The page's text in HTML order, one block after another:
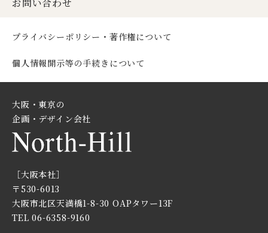
大阪・東京の
企画・デザイン会社
［大阪本社］
〒530-6013
大阪市北区天満橋1-8-30 OAPタワー13F
TEL 06-6358-9160
プライバシーポリシー・著作権について
個人情報開示等の手続きについて